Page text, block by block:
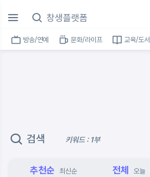
방송/연예 문화/라이프 교육/도서
검색 키워드 : 1부
추천순 최신순 전체 오늘